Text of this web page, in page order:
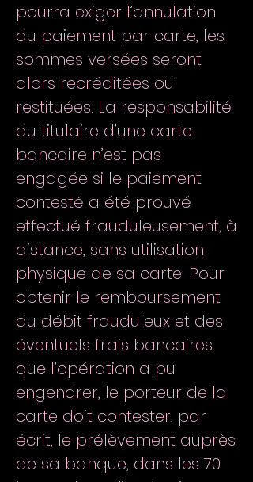
pourra exiger l’annulation
du paiement par carte, les
sommes versées seront
alors recréditées ou
restituées. La responsabilité
du titulaire d’une carte
bancaire n’est pas
engagée si le paiement
contesté a été prouvé
effectué frauduleusement, à
distance, sans utilisation
physique de sa carte. Pour
obtenir le remboursement
du débit frauduleux et des
éventuels frais bancaires
que l’opération a pu
engendrer, le porteur de la
carte doit contester, par
écrit, le prélèvement auprès
de sa banque, dans les 70